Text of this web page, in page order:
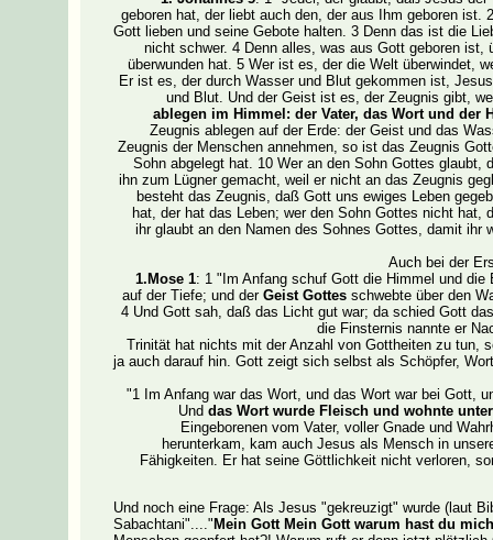
geboren hat, der liebt auch den, der aus Ihm geboren ist.
Gott lieben und seine Gebote halten. 3 Denn das ist die
nicht schwer. 4 Denn alles, was aus Gott geboren
überwunden hat. 5 Wer ist es, der die Welt überwindet,
Er ist es, der durch Wasser und Blut gekommen ist,
und Blut. Und der Geist ist es, der Zeugnis gibt,
ablegen im Himmel: der Vater, das Wort und der
Zeugnis ablegen auf der Erde: der Geist und das
Zeugnis der Menschen annehmen, so ist das Zeugnis
Sohn abgelegt hat. 10 Wer an den Sohn Gottes
ihn zum Lügner gemacht, weil er nicht an das Zeugnis
besteht das Zeugnis, daß Gott uns ewiges Leben
hat, der hat das Leben; wer den Sohn Gottes nicht
ihr glaubt an den Namen des Sohnes Gottes, damit ihr
Auch bei der
1.Mose 1: 1 "Im Anfang schuf Gott die Himmel und die
auf der Tiefe; und der Geist Gottes schwebte über den
4 Und Gott sah, daß das Licht gut war; da schied Gott
die Finsternis nannte er
Trinität hat nichts mit der Anzahl von Gottheiten zu tun,
ja auch darauf hin. Gott zeigt sich selbst als Schöpfer,
"1 Im Anfang war das Wort, und das Wort war bei Gott,
Und das Wort wurde Fleisch und wohnte
Eingeborenen vom Vater, voller Gnade und
herunterkam, kam auch Jesus als Mensch in
Fähigkeiten. Er hat seine Göttlichkeit nicht verloren,
Und noch eine Frage: Als Jesus "gekreuzigt" wurde (laut
Sabachtani"...." Mein Gott Mein Gott warum hast du